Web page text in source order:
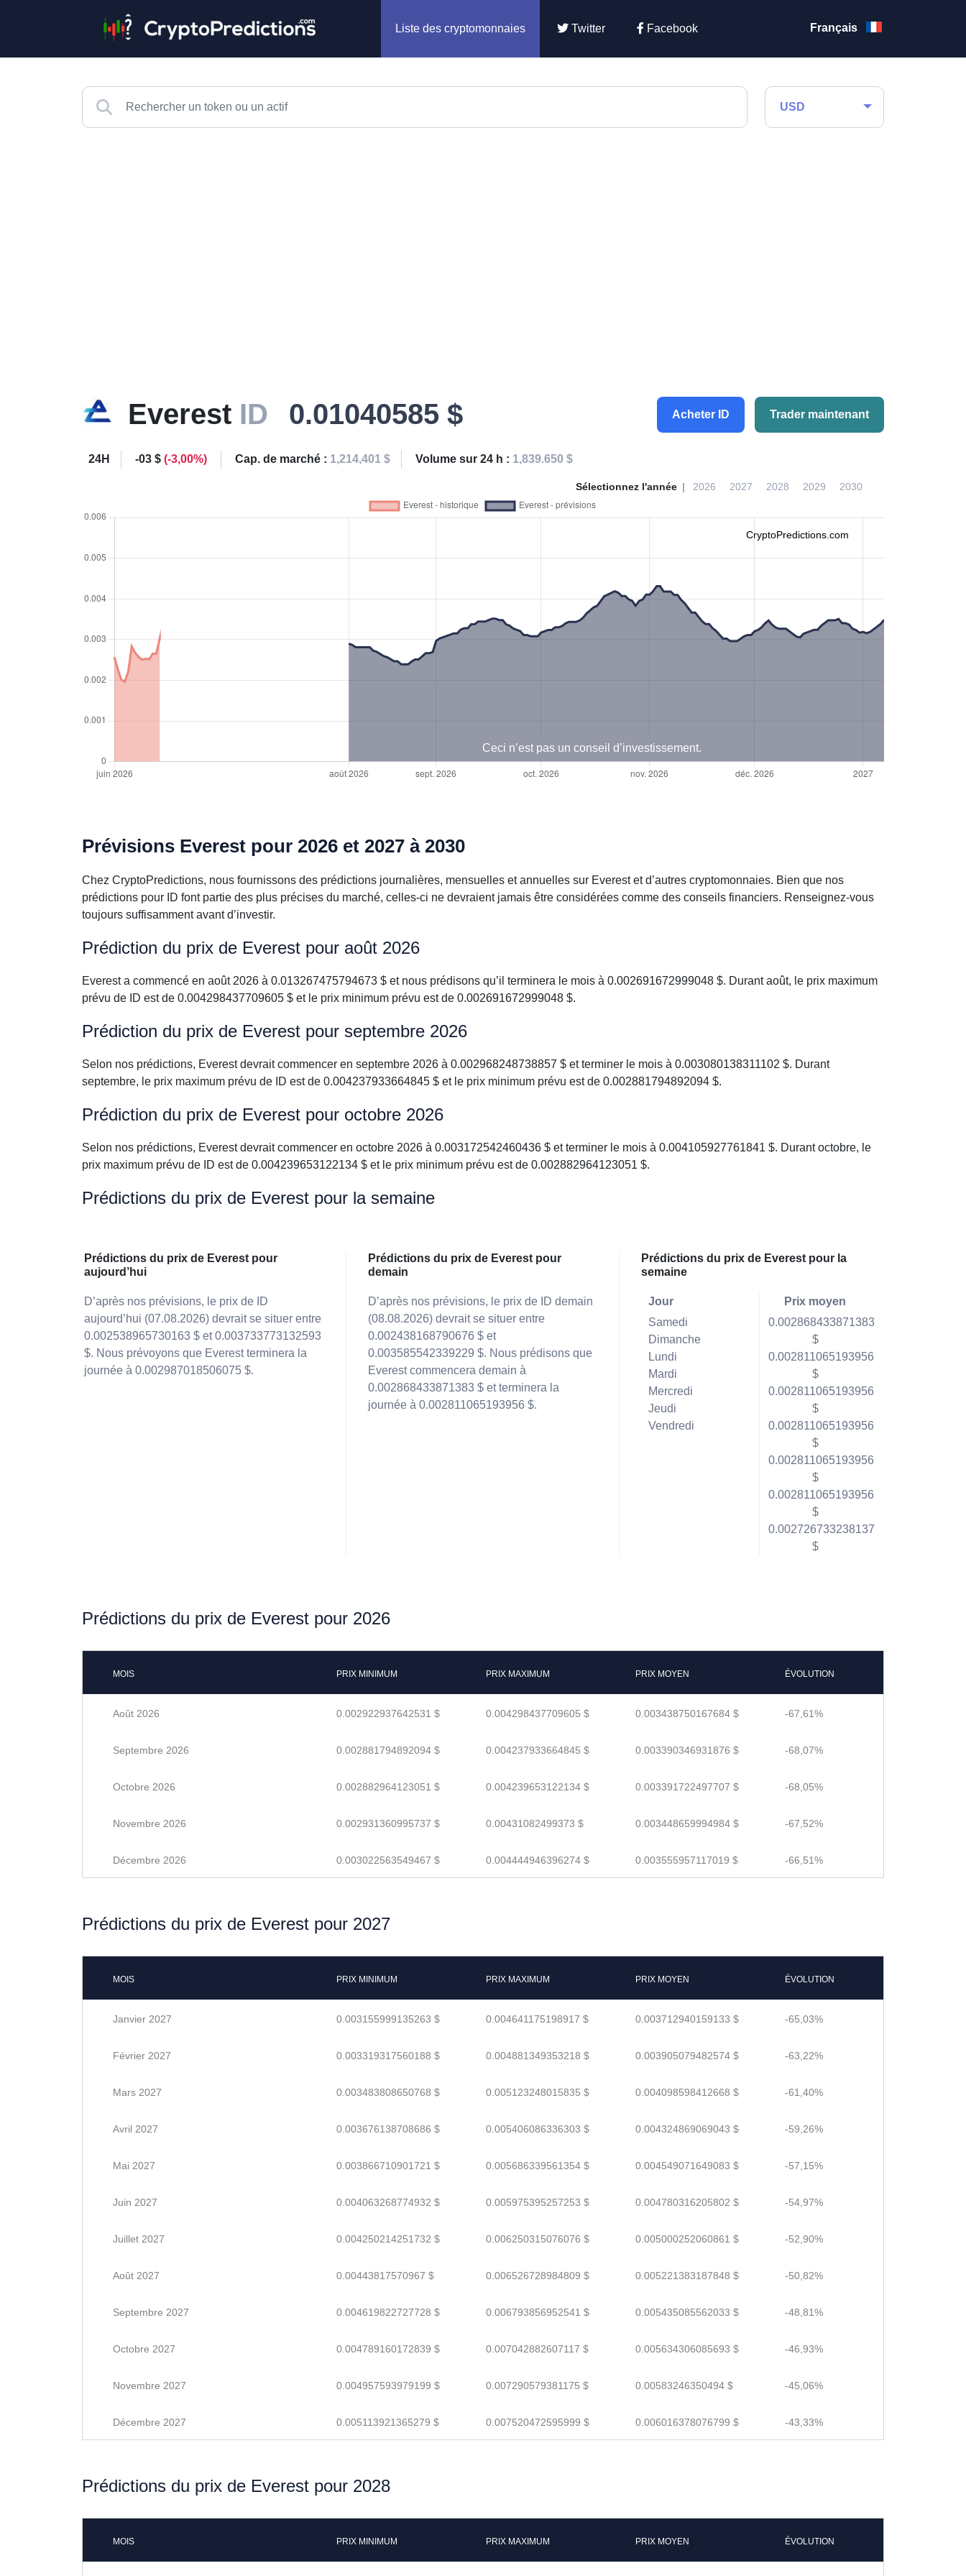
Liste des cryptomonnaies Twitter Facebook Français
USD
Everest ID 0.01040585 $ Acheter ID Trader maintenant
24H -03 $ (-3,00%) Cap. de marché : 1,214,401 $ Volume sur 24 h : 1,839.650 $
Sélectionnez l'année 2026 2027 2028 2029 2030
CryptoPredictions.com
Ceci n’est pas un conseil d’investissement.
Prévisions Everest pour 2026 et 2027 à 2030
Chez CryptoPredictions, nous fournissons des prédictions journalières, mensuelles et annuelles sur Everest et d’autres cryptomonnaies. Bien que nos
prédictions pour ID font partie des plus précises du marché, celles-ci ne devraient jamais être considérées comme des conseils financiers. Renseignez-vous
toujours suffisamment avant d’investir.
Prédiction du prix de Everest pour août 2026
Everest a commencé en août 2026 à 0.013267475794673 $ et nous prédisons qu’il terminera le mois à 0.002691672999048 $. Durant août, le prix maximum
prévu de ID est de 0.004298437709605 $ et le prix minimum prévu est de 0.002691672999048 $.
Prédiction du prix de Everest pour septembre 2026
Selon nos prédictions, Everest devrait commencer en septembre 2026 à 0.002968248738857 $ et terminer le mois à 0.003080138311102 $. Durant
septembre, le prix maximum prévu de ID est de 0.004237933664845 $ et le prix minimum prévu est de 0.002881794892094 $.
Prédiction du prix de Everest pour octobre 2026
Selon nos prédictions, Everest devrait commencer en octobre 2026 à 0.003172542460436 $ et terminer le mois à 0.004105927761841 $. Durant octobre, le
prix maximum prévu de ID est de 0.004239653122134 $ et le prix minimum prévu est de 0.002882964123051 $.
Prédictions du prix de Everest pour la semaine
Prédictions du prix de Everest pour
aujourd’hui
D’après nos prévisions, le prix de ID
aujourd’hui (07.08.2026) devrait se situer entre
0.002538965730163 $ et 0.003733773132593
$. Nous prévoyons que Everest terminera la
journée à 0.002987018506075 $.
Prédictions du prix de Everest pour
demain
D’après nos prévisions, le prix de ID demain
(08.08.2026) devrait se situer entre
0.002438168790676 $ et
0.003585542339229 $. Nous prédisons que
Everest commencera demain à
0.002868433871383 $ et terminera la
journée à 0.002811065193956 $.
Prédictions du prix de Everest pour la
semaine
Jour
Samedi
Dimanche
Lundi
Mardi
Mercredi
Jeudi
Vendredi
Prix moyen
0.002868433871383
$
0.002811065193956
$
0.002811065193956
$
0.002811065193956
$
0.002811065193956
$
0.002811065193956
$
0.002726733238137
$
Prédictions du prix de Everest pour 2026
MOIS PRIX MINIMUM PRIX MAXIMUM PRIX MOYEN ÉVOLUTION
Août 2026 0.002922937642531 $ 0.004298437709605 $ 0.003438750167684 $ -67,61%
Septembre 2026 0.002881794892094 $ 0.004237933664845 $ 0.003390346931876 $ -68,07%
Octobre 2026 0.002882964123051 $ 0.004239653122134 $ 0.003391722497707 $ -68,05%
Novembre 2026 0.002931360995737 $ 0.00431082499373 $ 0.003448659994984 $ -67,52%
Décembre 2026 0.003022563549467 $ 0.004444946396274 $ 0.003555957117019 $ -66,51%
Prédictions du prix de Everest pour 2027
MOIS PRIX MINIMUM PRIX MAXIMUM PRIX MOYEN ÉVOLUTION
Janvier 2027 0.003155999135263 $ 0.004641175198917 $ 0.003712940159133 $ -65,03%
Février 2027 0.003319317560188 $ 0.004881349353218 $ 0.003905079482574 $ -63,22%
Mars 2027 0.003483808650768 $ 0.005123248015835 $ 0.004098598412668 $ -61,40%
Avril 2027 0.003676138708686 $ 0.005406086336303 $ 0.004324869069043 $ -59,26%
Mai 2027 0.003866710901721 $ 0.005686339561354 $ 0.004549071649083 $ -57,15%
Juin 2027 0.004063268774932 $ 0.005975395257253 $ 0.004780316205802 $ -54,97%
Juillet 2027 0.004250214251732 $ 0.006250315076076 $ 0.005000252060861 $ -52,90%
Août 2027 0.00443817570967 $ 0.006526728984809 $ 0.005221383187848 $ -50,82%
Septembre 2027 0.004619822727728 $ 0.006793856952541 $ 0.005435085562033 $ -48,81%
Octobre 2027 0.004789160172839 $ 0.007042882607117 $ 0.005634306085693 $ -46,93%
Novembre 2027 0.004957593979199 $ 0.007290579381175 $ 0.00583246350494 $ -45,06%
Décembre 2027 0.005113921365279 $ 0.007520472595999 $ 0.006016378076799 $ -43,33%
Prédictions du prix de Everest pour 2028
MOIS PRIX MINIMUM PRIX MAXIMUM PRIX MOYEN ÉVOLUTION